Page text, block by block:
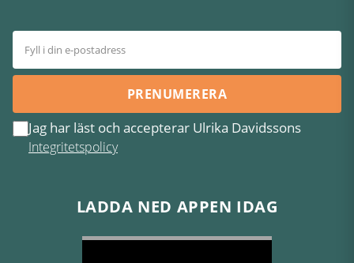
PRENUMERERA
Jag har läst och accepterar Ulrika Davidssons
Integritetspolicy
LADDA NED APPEN IDAG